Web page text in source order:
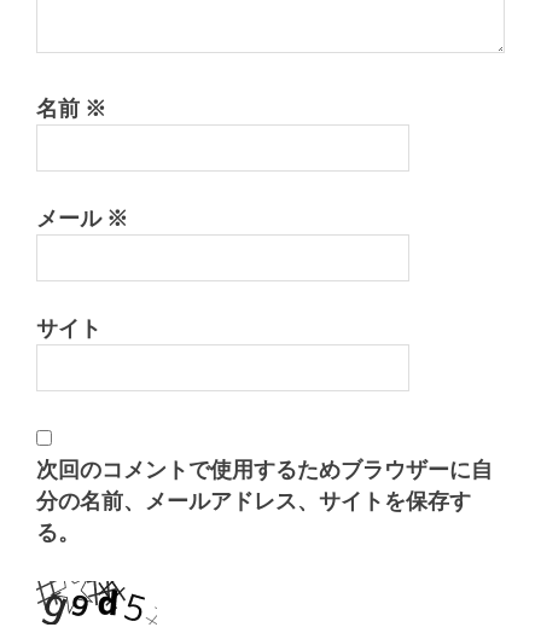
名前 ※
メール ※
サイト
次回のコメントで使用するためブラウザーに自
分の名前、メールアドレス、サイトを保存す
る。